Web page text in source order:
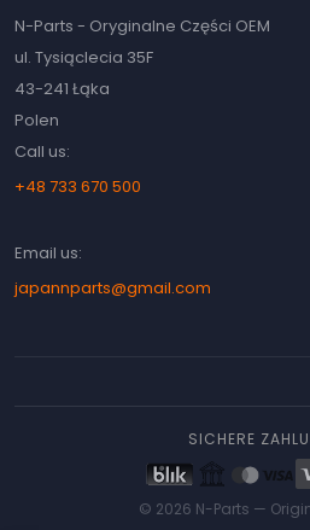
N-Parts - Oryginalne Części OEM
ul. Tysiąclecia 35F
43-241 Łąka
Polen
Call us:
+48 733 670 500
Email us:
japannparts@gmail.com
SICHERE
© 2026 N-Parts —